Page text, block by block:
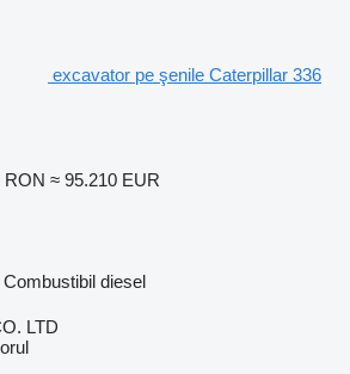
excavator pe şenile Caterpillar 336
RON ≈ 95.210 EUR
Combustibil diesel
LTD